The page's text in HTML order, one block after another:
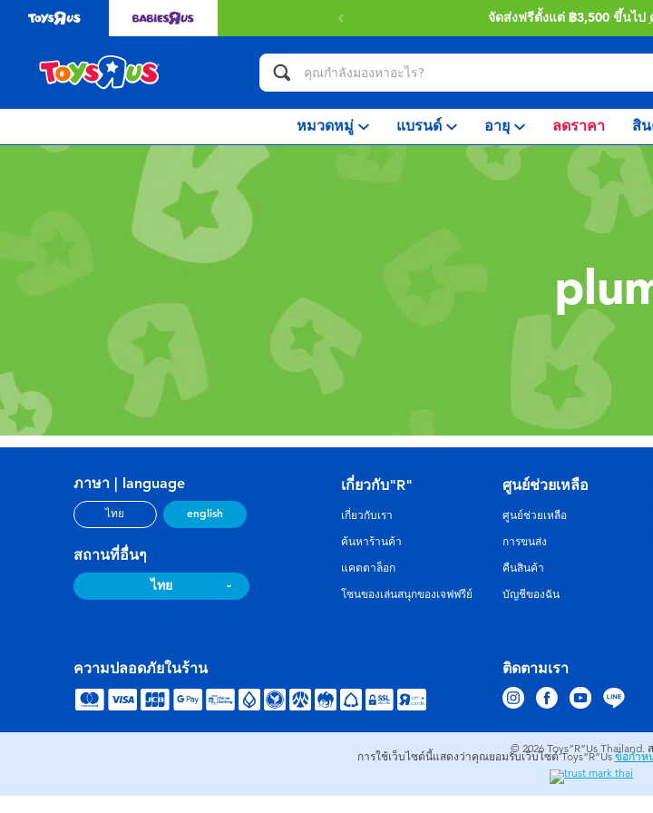
จัดส่งฟรีตั้งแต่ ฿3,500 ขึ้นไป
หมวดหมู่ แบรนด์ อายุ ลดราคา สิ
ภาษา | language
ไทย english
สถานที่อื่นๆ
ไทย
ติดตามเรา
เกี่ยวกับ"R"
เกี่ยวกับเรา
ค้นหาร้านค้า
แคตตาล็อก
โซนของเล่นสนุกของเจฟฟรีย์
ศูนย์ช่วยเหลือ
ศูนย์ช่วยเหลือ
การขนส่ง
คืนสินค้า
บัญชีของฉัน
ความปลอดภัยในร้าน
© 2026 Toys”R”Us Thailand.
การใช้เว็บไซต์นี้แสดงว่าคุณยอมรับเว็บไซต์ Toys”R”Usข้อกำห